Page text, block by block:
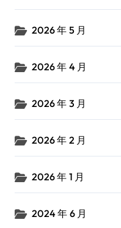
2026 年 5 月
2026 年 4 月
2026 年 3 月
2026 年 2 月
2026 年 1 月
2024 年 6 月